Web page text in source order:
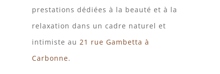
prestations dédiées à la beauté et à la
relaxation dans un cadre naturel et
intimiste au 21 rue Gambetta à
Carbonne.